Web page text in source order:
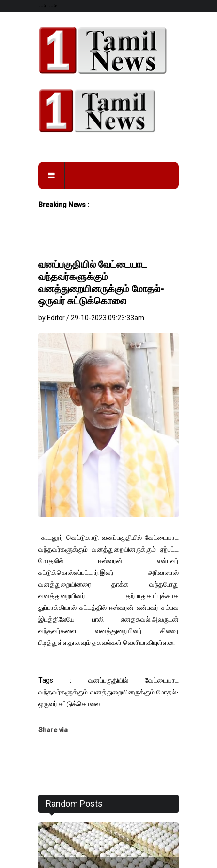
--> -->
Breaking News :
வனப்பகுதியில் வேட்டையாட
வந்தவர்களுக்கும்
வனத்துறையினருக்கும் மோதல்-
ஒருவர் சுட்டுக்கொலை
by Editor / 29-10-2023 09:23:33am
கூடலூர் வெட்டுகாடு வனப்பகுதியில் வேட்டையாட
வந்தவர்களுக்கும் வனத்துறையினருக்கும் ஏற்பட்ட
மோதலில் ஈஸ்வரன் என்பவர்
சுட்டுக்கொல்லப்பட்டார்.இவர் அரிவாளால்
வனத்துறையினரை தாக்க வந்தபோது
வனத்துறையினர் தற்பாதுகாப்புக்காக
துப்பாக்கியால் சுட்டத்தில் ஈஸ்வரன் என்பவர் சம்பவ
இடத்திலேயே பாலி எனதகவல்.அவருடன்
வந்தவர்களை வனத்துறையினர் சிலரை
பிடித்துள்ளதாகவும் தகவல்கள் வெளியாகியுள்ளன.
Tags : வனப்பகுதியில் வேட்டையாட
வந்தவர்களுக்கும் வனத்துறையினருக்கும் மோதல்-
ஒருவர் சுட்டுக்கொலை
Share via
Random Posts